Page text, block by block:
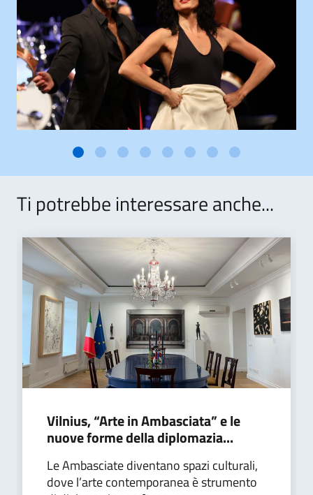
Ti potrebbe interessare anche...
Vilnius, “Arte in Ambasciata” e le
nuove forme della diplomazia...
Le Ambasciate diventano spazi culturali,
dove l’arte contemporanea è strumento